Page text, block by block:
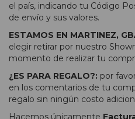
el país, indicando tu Código
de envío y sus valores.
ESTAMOS EN MARTINEZ,
elegir retirar por nuestro
momento de realizar tu
¿ES PARA REGALO?: por
en los comentarios de tu
regalo sin ningún costo
Hacemos únicamente